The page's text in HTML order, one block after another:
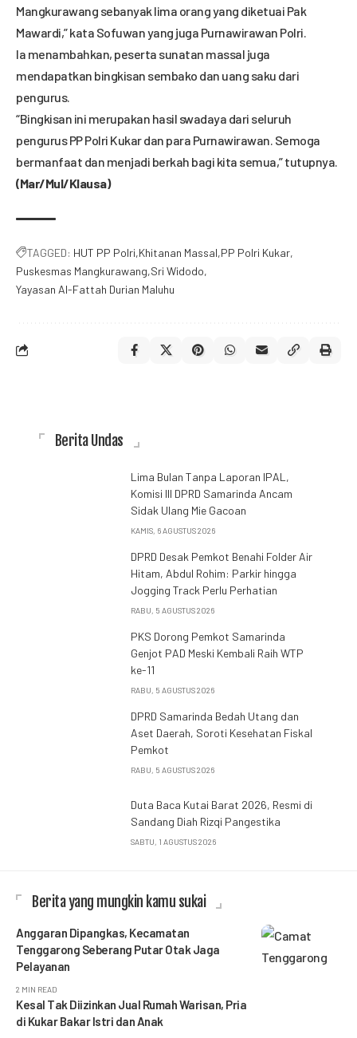
Mangkurawang sebanyak lima orang yang diketuai Pak
Mawardi,” kata Sofuwan yang juga Purnawirawan Polri.
Ia menambahkan, peserta sunatan massal juga
mendapatkan bingkisan sembako dan uang saku dari
pengurus.
“Bingkisan ini merupakan hasil swadaya dari seluruh
pengurus PP Polri Kukar dan para Purnawirawan. Semoga
bermanfaat dan menjadi berkah bagi kita semua,” tutupnya.
(Mar/Mul/Klausa)
TAGGED: HUT PP Polri Khitanan Massal PP Polri Kukar
Puskesmas Mangkurawang Sri Widodo
Yayasan Al-Fattah Durian Maluhu
Berita Undas
Lima Bulan Tanpa Laporan IPAL,
Komisi III DPRD Samarinda Ancam
Sidak Ulang Mie Gacoan
KAMIS, 6 AGUSTUS 2026
DPRD Desak Pemkot Benahi Folder Air
Hitam, Abdul Rohim: Parkir hingga
Jogging Track Perlu Perhatian
RABU, 5 AGUSTUS 2026
PKS Dorong Pemkot Samarinda
Genjot PAD Meski Kembali Raih WTP
ke-11
RABU, 5 AGUSTUS 2026
DPRD Samarinda Bedah Utang dan
Aset Daerah, Soroti Kesehatan Fiskal
Pemkot
RABU, 5 AGUSTUS 2026
Duta Baca Kutai Barat 2026, Resmi di
Sandang Diah Rizqi Pangestika
SABTU, 1 AGUSTUS 2026
Berita yang mungkin kamu sukai
Anggaran Dipangkas, Kecamatan
Tenggarong Seberang Putar Otak Jaga
Pelayanan
2 MIN READ
Kesal Tak Diizinkan Jual Rumah Warisan, Pria
di Kukar Bakar Istri dan Anak